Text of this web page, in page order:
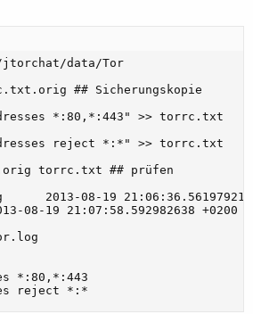
jtorchat/data/Tor
## Sicherungskopie
*:80,*:443" >> torrc.txt
reject *:*" >> torrc.txt
torrc.txt ## prüfen
2013-08-19 21:06:36.561979219
08-19 21:07:58.592982638 +0200
*:80,*:443
reject *:*